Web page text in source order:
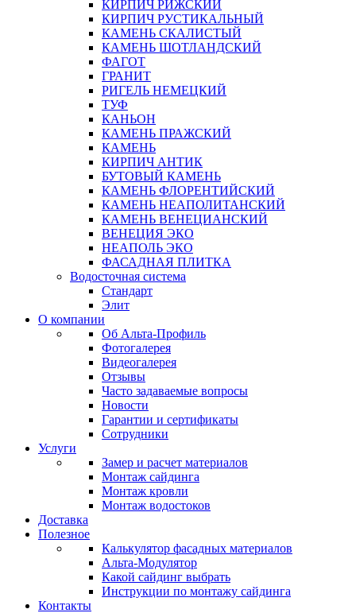
КИРПИЧ РИЖСКИЙ
КИРПИЧ РУСТИКАЛЬНЫЙ
КАМЕНЬ СКАЛИСТЫЙ
КАМЕНЬ ШОТЛАНДСКИЙ
ФАГОТ
ГРАНИТ
РИГЕЛЬ НЕМЕЦКИЙ
ТУФ
КАНЬОН
КАМЕНЬ ПРАЖСКИЙ
КАМЕНЬ
КИРПИЧ АНТИК
БУТОВЫЙ КАМЕНЬ
КАМЕНЬ ФЛОРЕНТИЙСКИЙ
КАМЕНЬ НЕАПОЛИТАНСКИЙ
КАМЕНЬ ВЕНЕЦИАНСКИЙ
ВЕНЕЦИЯ ЭКО
НЕАПОЛЬ ЭКО
ФАСАДНАЯ ПЛИТКА
Водосточная система
Стандарт
Элит
О компании
Об Альта-Профиль
Фотогалерея
Видеогалерея
Отзывы
Часто задаваемые вопросы
Новости
Гарантии и сертификаты
Сотрудники
Услуги
Замер и расчет материалов
Монтаж сайдинга
Монтаж кровли
Монтаж водостоков
Доставка
Полезное
Калькулятор фасадных материалов
Альта-Модулятор
Какой сайдинг выбрать
Инструкции по монтажу сайдинга
Контакты